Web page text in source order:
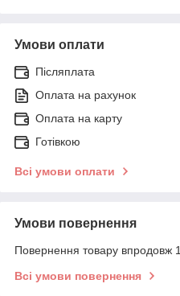
Умови оплати
Післяплата
Оплата на рахунок
Оплата на карту
Готівкою
Всі умови оплати
Умови повернення
Повернення товару впродовж
Всі умови повернення